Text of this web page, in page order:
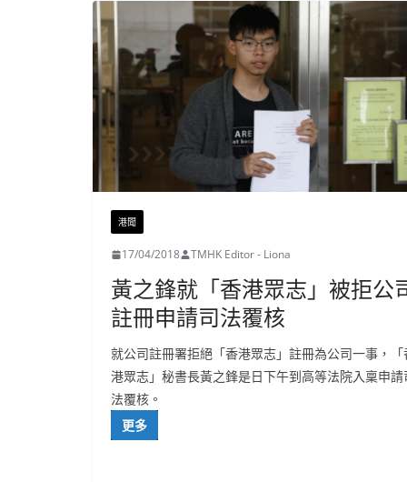
港聞
17/04/2018 TMHK Editor - Liona
黃之鋒就「香港眾志」被拒公
註冊申請司法覆核
就公司註冊署拒絕「香港眾志」註冊為公司一事，「
港眾志」秘書長黃之鋒是日下午到高等法院入稟申請
法覆核。
更多